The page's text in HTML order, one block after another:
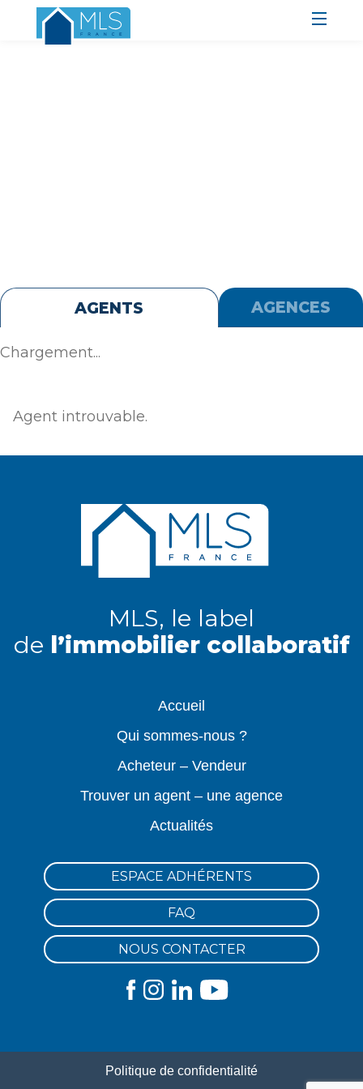
AGENTS AGENCES
Chargement...
Agent introuvable.
MLS, le label
de l’immobilier collaboratif
Accueil
Qui sommes-nous ?
Acheteur – Vendeur
Trouver un agent – une agence
Actualités
ESPACE ADHÉRENTS
FAQ
NOUS CONTACTER
Politique de confidentialité